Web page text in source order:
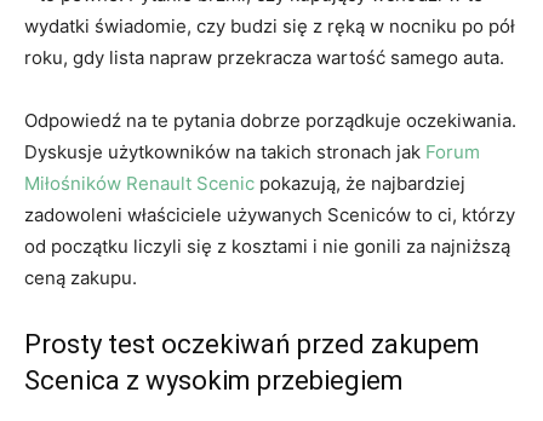
wydatki świadomie, czy budzi się z ręką w nocniku po pół
roku, gdy lista napraw przekracza wartość samego auta.
Odpowiedź na te pytania dobrze porządkuje oczekiwania.
Dyskusje użytkowników na takich stronach jak Forum
Miłośników Renault Scenic pokazują, że najbardziej
zadowoleni właściciele używanych Sceniców to ci, którzy
od początku liczyli się z kosztami i nie gonili za najniższą
ceną zakupu.
Prosty test oczekiwań przed zakupem
Scenica z wysokim przebiegiem